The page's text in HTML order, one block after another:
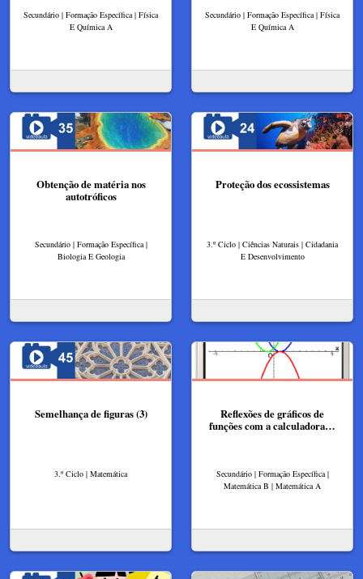
Secundário | Formação Específica | Física
E Química A
Secundário | Formação Específica | Física
E Química A
Obtenção de matéria nos
autotróficos
Secundário | Formação Específica |
Biologia E Geologia
Proteção dos ecossistemas
3.º Ciclo | Ciências Naturais | Cidadania
E Desenvolvimento
Semelhança de figuras (3)
3.º Ciclo | Matemática
Reflexões de gráficos de
funções com a calculadora…
Secundário | Formação Específica |
Matemática B | Matemática A